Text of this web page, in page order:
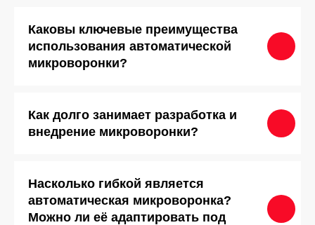
Каковы ключевые преимущества
использования автоматической
микроворонки?
Как долго занимает разработка и
внедрение микроворонки?
Насколько гибкой является
автоматическая микроворонка?
Можно ли её адаптировать под